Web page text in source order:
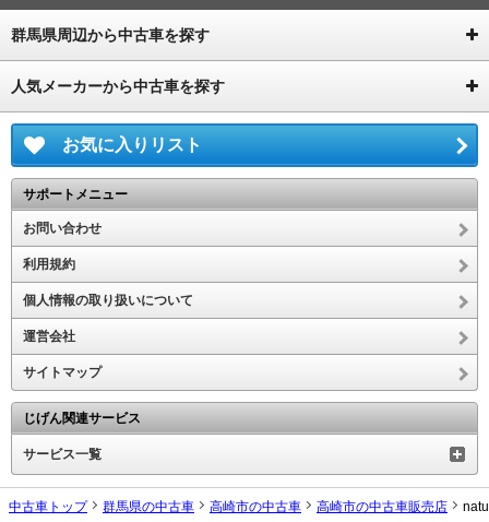
群馬県周辺から中古車を探す
人気メーカーから中古車を探す
お気に入りリスト
サポートメニュー
お問い合わせ
利用規約
個人情報の取り扱いについて
運営会社
サイトマップ
じげん関連サービス
サービス一覧
中古車トップ 群馬県の中古車 高崎市の中古車 高崎市の中古車販売店